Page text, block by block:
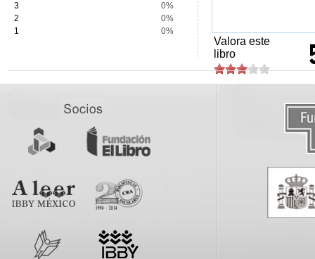
3
0%
2
0%
1
0%
Valora este
libro